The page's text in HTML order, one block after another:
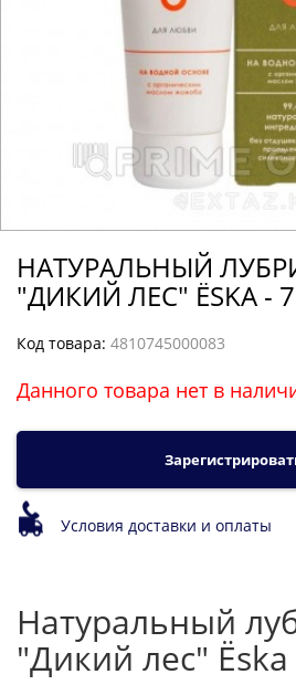
НАТУРАЛЬНЫЙ
"ДИКИЙ ЛЕС" ЁSKA -
Код товара: 4810745000083
Данного товара нет в
Условия доставки и оплаты
Натуральный
"Дикий лес"